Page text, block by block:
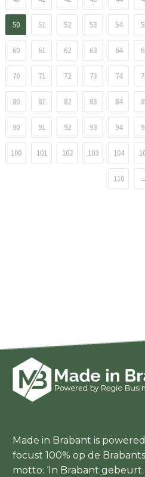
50 51 52 53 54
60 61 62 63 64
70 71 72 73 74
80 81 82 83 84
90 91 92 93 94
100 101 102 103 104
110
Made in Brabant is
focust 100% op de
motto: ‘In Brabant gebeurt